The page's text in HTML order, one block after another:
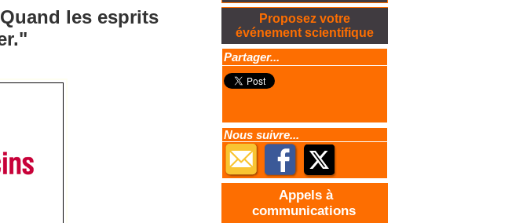
les esprits
Proposez votre
événement scientifique
Partager...
Nous suivre...
Appels à
communications